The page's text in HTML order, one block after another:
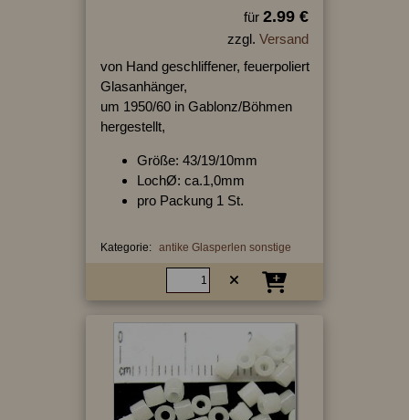
für 2.99 €
zzgl. Versand
von Hand geschliffener, feuerpoliert
Glasanhänger,
um 1950/60 in Gablonz/Böhmen
hergestellt,
Größe: 43/19/10mm
LochØ: ca.1,0mm
pro Packung 1 St.
Kategorie: antike Glasperlen sonstige